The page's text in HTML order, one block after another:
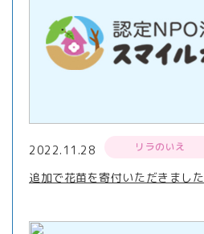
2022.11.28 リラのいえ
追加で花苗を寄付いただきました